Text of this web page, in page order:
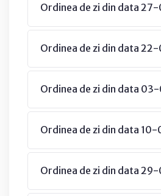
Ordinea de zi din data
Ordinea de zi din data
Ordinea de zi din data
Ordinea de zi din data
Ordinea de zi din data